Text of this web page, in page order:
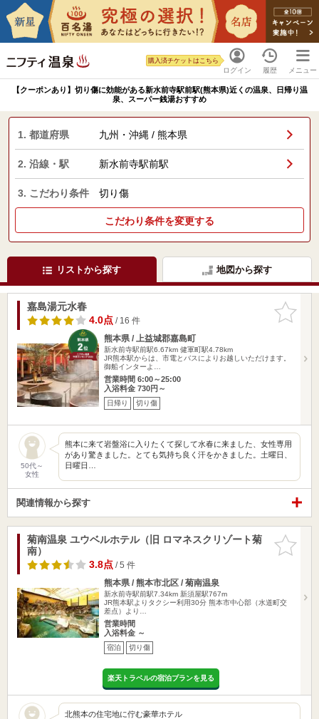
ログイン
購入済チケットはこちら
履歴 メニュー
【クーポンあり】切り傷に効能がある新水前寺駅前駅(熊本県)近くの温泉、日帰り温
泉、スーパー銭湯おすすめ
1. 都道府県 九州・沖縄 / 熊本県
2. 沿線・駅 新水前寺駅前駅
3. こだわり条件 切り傷
こだわり条件を変更する
リストから探す 地図から探す
お気に入
りに追加
嘉島湯元水春
4.0点/ 16 件
熊本県 / 上益城郡嘉島町
新水前寺駅前駅6.67km 健軍町駅4.78km
JR熊本駅からは、市電とバスによりお越しいただけます。
御船インターよ…
営業時間 6:00～25:00
入浴料金 730円～
日帰り 切り傷
50代～
女性
熊本に来て岩盤浴に入りたくて探して水春に来ました、女性専用
があり驚きました。とても気持ち良く汗をかきました。土曜日、
日曜日…
関連情報から探す
お気に入
りに追加
菊南温泉 ユウベルホテル（旧 ロマネスクリゾート菊
南）
3.8点/ 5 件
熊本県 / 熊本市北区 / 菊南温泉
新水前寺駅前駅7.34km 新須屋駅767m
JR熊本駅よりタクシー利用30分 熊本市中心部（水道町交
差点）より…
営業時間
入浴料金 ～
宿泊 切り傷
楽天トラベルの宿泊プランを見る
北熊本の住宅地に佇む豪華ホテル